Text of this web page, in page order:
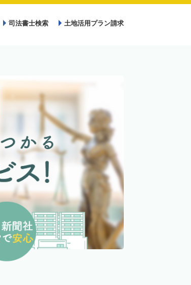
司法書士検索 土地活用プラン請求